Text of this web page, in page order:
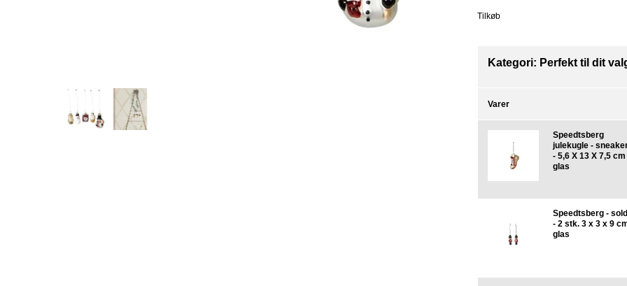
Tilkøb
Kategori: Perfekt til dit
Varer
Speedtsberg
julekugle -
- 5,6 X 13 X 7,5 cm
glas
Speedtsberg -
- 2 stk. 3 x 3 x 9
glas